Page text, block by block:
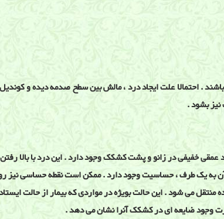
. احتمالا علت ایجاد درد ، مالش بین سطح صدمه دیده و کوندیل
بشود .
یک دختر 15 تا 18 ساله است . درد عمقی خفیفی در زانو و پشت کشکک وجود دارد .
یک طرف ، حساسیت وجود دارد . ممکن است نقطه حساسی نیز
می شود . این حالت بویژه در مواردی که بیمار از حالت
وجود ضایعه ای در کشکک آنرا نشان می دهد .